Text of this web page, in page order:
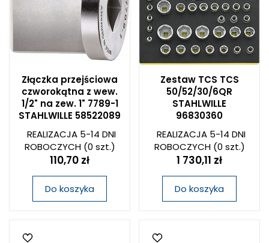
Złączka przejściowa
czworokątna z wew.
1/2" na zew. 1" 7789-1
STAHLWILLE 58522089
REALIZACJA 5-14 DNI
ROBOCZYCH(0 szt.)
110,70 zł
Do koszyka
Zestaw TCS TCS
50/52/30/6QR
STAHLWILLE
96830360
REALIZACJA 5-14 DNI
ROBOCZYCH(0 szt.)
1 730,11 zł
Do koszyka